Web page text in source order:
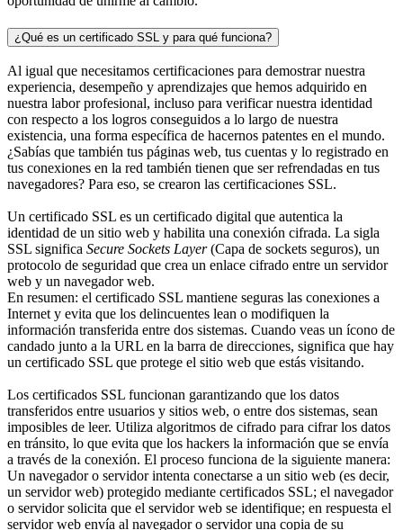
¿Qué es un certificado SSL y para qué funciona?
Al igual que necesitamos certificaciones para demostrar nuestra
experiencia, desempeño y aprendizajes que hemos adquirido en
nuestra labor profesional, incluso para verificar nuestra identidad
con respecto a los logros conseguidos a lo largo de nuestra
existencia, una forma específica de hacernos patentes en el mundo.
¿Sabías que también tus páginas web, tus cuentas y lo registrado en
tus conexiones en la red también tienen que ser refrendadas en tus
navegadores? Para eso, se crearon las certificaciones SSL.
Un certificado SSL es un certificado digital que autentica la
identidad de un sitio web y habilita una conexión cifrada. La sigla
SSL significa Secure Sockets Layer(Capa de sockets seguros), un
protocolo de seguridad que crea un enlace cifrado entre un servidor
web y un navegador web.
En resumen: el certificado SSL mantiene seguras las conexiones a
Internet y evita que los delincuentes lean o modifiquen la
información transferida entre dos sistemas. Cuando veas un ícono de
candado junto a la URL en la barra de direcciones, significa que hay
un certificado SSL que protege el sitio web que estás visitando.
Los certificados SSL funcionan garantizando que los datos
transferidos entre usuarios y sitios web, o entre dos sistemas, sean
imposibles de leer. Utiliza algoritmos de cifrado para cifrar los datos
en tránsito, lo que evita que los hackers la información que se envía
a través de la conexión. El proceso funciona de la siguiente manera:
Un navegador o servidor intenta conectarse a un sitio web (es decir,
un servidor web) protegido mediante certificados SSL; el navegador
o servidor solicita que el servidor web se identifique; en respuesta el
servidor web envía al navegador o servidor una copia de su